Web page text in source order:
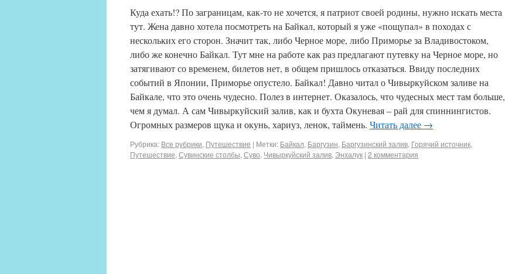
Куда ехать!? По заграницам, как-то не хочется, я патриот своей родины, нужно искать места
тут. Жена давно хотела посмотреть на Байкал, который я уже «пощупал» в походах с
нескольких его сторон. Значит так, либо Черное море, либо Приморье за Владивостоком,
либо же конечно Байкал. Тут мне на работе как раз предлагают путевку на Черное море, но
затягивают со временем, билетов нет, в общем пришлось отказаться. Ввиду последних
событий в Японии, Приморье опустело. Байкал! Давно читал о Чивыркуйском заливе на
Байкале, что это очень чудесно. Полез в интернет. Оказалось, что чудесных мест там больше,
чем я думал. А сам Чивыркуйский залив, как и бухта Окуневая – рай для спиннингистов.
Огромных размеров щука и окунь, хариуз, ленок, таймень. Читать далее →
Рубрика: Все рубрики, Путешествие | Метки: Байкал, Баргузин, Баргузинский залив, Горячий источник,
Путешествие, Сувинские столбы, Суво, Чивыркуйский залив, Энхалук | 2 комментария